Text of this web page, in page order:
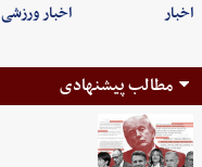
اخبار اخبار ورزشی
مطالب پیشنهادی